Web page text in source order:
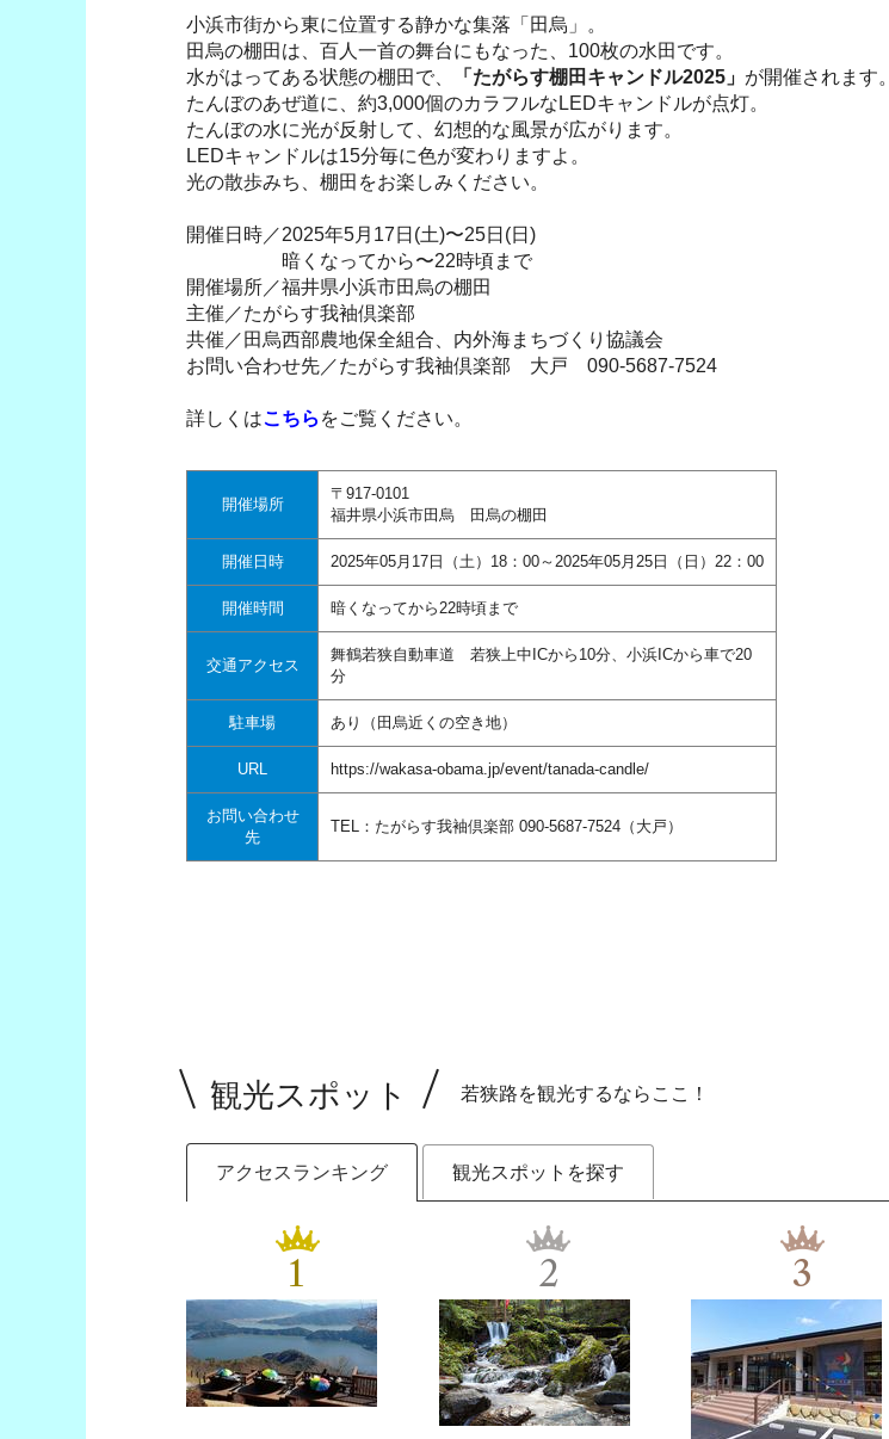
小浜市街から東に位置する静かな集落「田烏」。
田烏の棚田は、百人一首の舞台にもなった、100枚の水田です。
水がはってある状態の棚田で、
「たがらす棚田キャンドル2025」 が開催されます。
たんぼのあぜ道に、約3,000個のカラフルなLEDキャンドルが点灯。
たんぼの水に光が反射して、幻想的な風景が広がります。
LEDキャンドルは15分毎に色が変わりますよ。
光の散歩みち、棚田をお楽しみください。
開催日時／2025年5月17日(土)〜25日(日)
暗くなってから〜22時頃まで
開催場所／福井県小浜市田烏の棚田
主催／たがらす我袖倶楽部
共催／田烏西部農地保全組合、内外海まちづくり協議会
お問い合わせ先／たがらす我袖倶楽部 大戸 090-5687-7524
詳しくはこちら をご覧ください。
開催場所
〒917-0101
福井県小浜市田烏 田烏の棚田
開催日時 2025年05月17日（土）18：00～2025年05月25日（日）22：00
開催時間 暗くなってから22時頃まで
交通アクセス
舞鶴若狭自動車道 若狭上中ICから10分、小浜ICから車で20
分
駐車場 あり（田烏近くの空き地）
URL https://wakasa-obama.jp/event/tanada-candle/
お問い合わせ
先
TEL：たがらす我袖倶楽部 090-5687-7524（大戸）
観光スポット 若狭路を観光するならここ！
アクセスランキング 観光スポットを探す
1 2 3